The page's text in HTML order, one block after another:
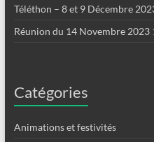
Téléthon – 8 et 9 Décembre
Réunion du 14 Novembre 2023
Catégories
Animations et festivités